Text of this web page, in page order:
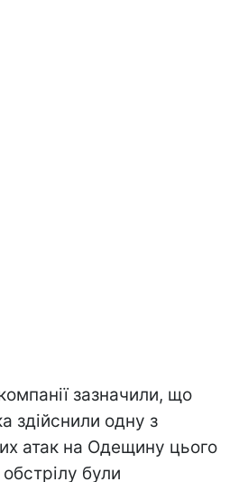
зазначили, що
здійснили одну з
атак на Одещину цього
були